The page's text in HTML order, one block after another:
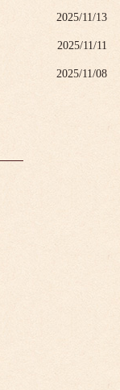
2025/11/13
2025/11/11
2025/11/08